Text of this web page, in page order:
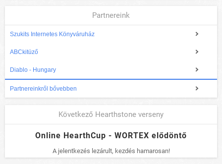
Partnereink
Szukits Internetes Könyváruház
ABCkitüző
Diablo - Hungary
Partnereinkről bővebben
Következő Hearthstone verseny
Online HearthCup - WORTEX elődöntő
A jelentkezés lezárult, kezdés hamarosan!